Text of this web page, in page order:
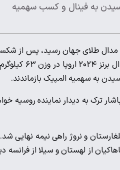
رسیدن به فینال و کسب سهمیه
ابولادزه گرجستانی که سال گذشته در وزن ۶۳ کیلوگرم به مدال طلای جهان رسید،‌ پس
کشتی گیران لتونی و رومانی، در یک چهارم نهایی با نتیجه ۴ بر صفر مغلوب انور ادواردوویچ
به سهمیه المپیک بازماندند.
ترک به دیدار نماینده روسیه
بلغارستان و نروژ راهی نیمه نهایی
از لهستان و سیلا از فرانسه